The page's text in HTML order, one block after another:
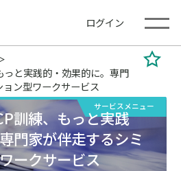
ログイン
と実践的・効果的に。専門
ン型ワークサービス
サービスメニュー
訓練、もっと実践
門家が伴走するシミ
ークサービス